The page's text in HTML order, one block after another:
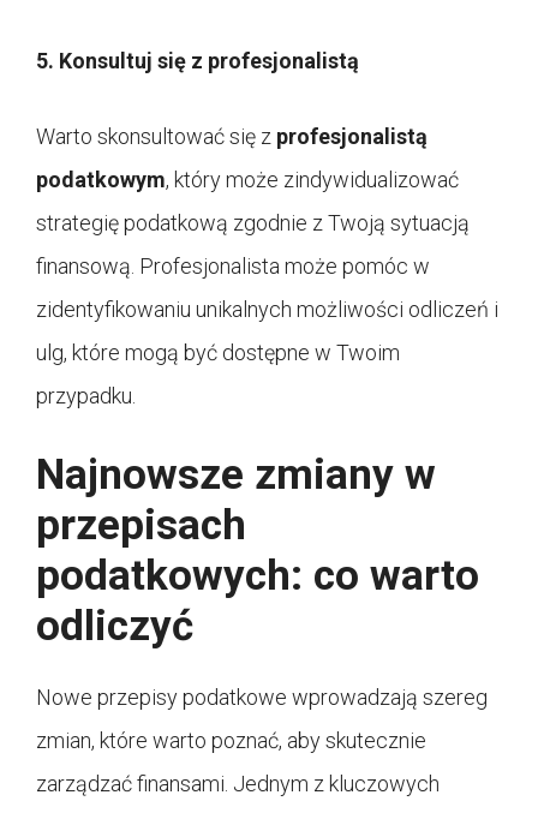
5. Konsultuj się z profesjonalistą
Warto skonsultować się z profesjonalistą
podatkowym, który może zindywidualizować
strategię podatkową zgodnie z Twoją sytuacją
finansową. Profesjonalista może pomóc w
zidentyfikowaniu unikalnych możliwości odliczeń i
ulg, które mogą być dostępne w Twoim
przypadku.
Najnowsze zmiany w
przepisach
podatkowych: co warto
odliczyć
Nowe przepisy podatkowe wprowadzają szereg
zmian, które warto poznać, aby skutecznie
zarządzać finansami. Jednym z kluczowych